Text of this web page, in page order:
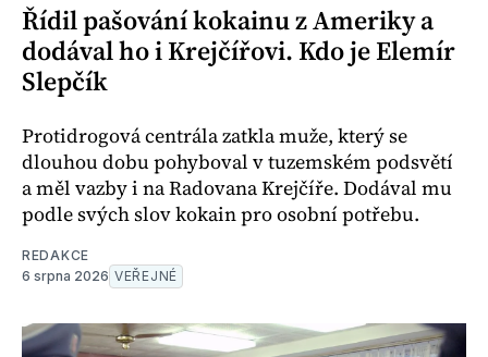
Řídil pašování kokainu z Ameriky a
dodával ho i Krejčířovi. Kdo je Elemír
Slepčík
Protidrogová centrála zatkla muže, který se
dlouhou dobu pohyboval v tuzemském podsvětí
a měl vazby i na Radovana Krejčíře. Dodával mu
podle svých slov kokain pro osobní potřebu.
REDAKCE
6 srpna 2026 VEŘEJNÉ